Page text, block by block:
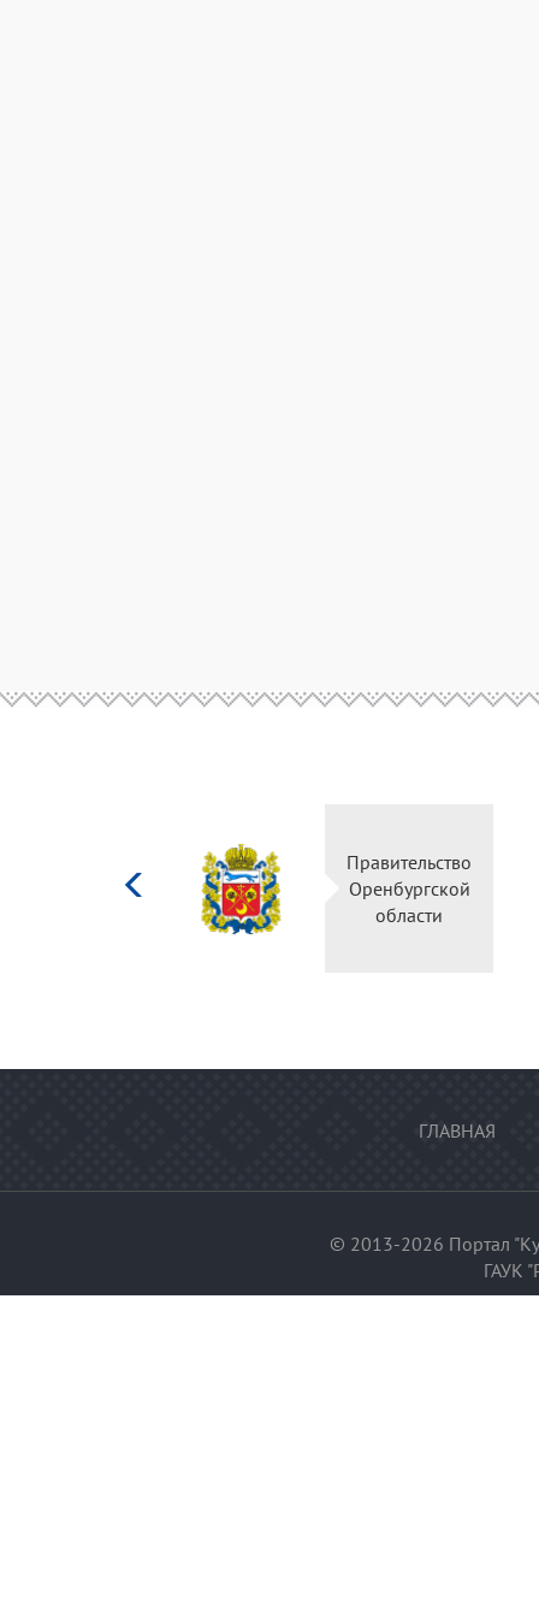
Правительство
Оренбургской
области
ГЛАВНАЯ
© 2013-2026 Портал
ГАУК